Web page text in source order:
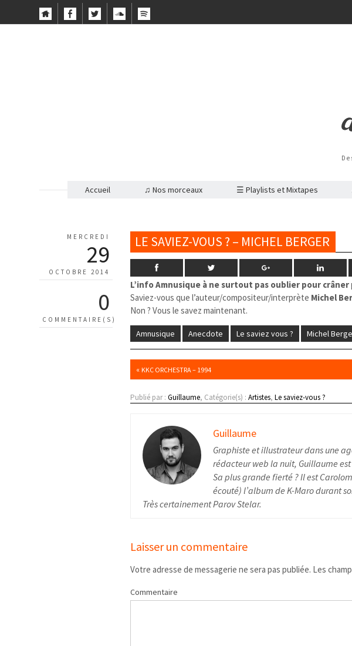
Accueil ♫ Nos morceaux ☰ Playlists et Mixtapes
MERCREDI
29
OCTOBRE 2014
0
COMMENTAIRE(S)
LE SAVIEZ-VOUS ? – MICHEL BERGER
L’info Amnusique à ne surtout pas oublier pour
Saviez-vous que l’auteur/compositeur/interprète Michel
Non ? Vous le savez maintenant.
Amnusique Anecdote Le saviez vous ? Michel
«KKC ORCHESTRA – 1994
Publié par :Guillaume, Catégorie(s) :Artistes,Le saviez-vous ?
Guillaume
Graphiste et illustrateur dans une
rédacteur web la nuit, Guillaume
Sa plus grande fierté ? Il est
écouté) l’album de K-Maro durant
Très certainement Parov Stelar.
Laisser un commentaire
Votre adresse de messagerie ne sera pas publiée. Les
Commentaire